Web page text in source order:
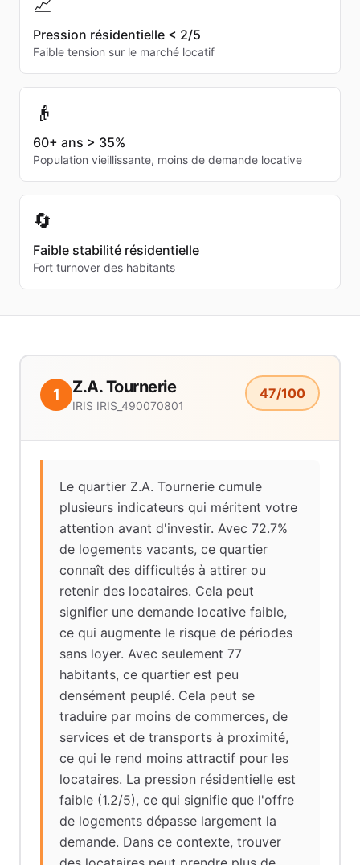
📈
Pression résidentielle < 2/5
Faible tension sur le marché locatif
👴
60+ ans > 35%
Population vieillissante, moins de demande locative
🔄
Faible stabilité résidentielle
Fort turnover des habitants
1 Z.A. Tournerie
IRIS IRIS_490070801
47/100
Le quartier Z.A. Tournerie cumule
plusieurs indicateurs qui méritent votre
attention avant d'investir. Avec 72.7%
de logements vacants, ce quartier
connaît des difficultés à attirer ou
retenir des locataires. Cela peut
signifier une demande locative faible,
ce qui augmente le risque de périodes
sans loyer. Avec seulement 77
habitants, ce quartier est peu
densément peuplé. Cela peut se
traduire par moins de commerces, de
services et de transports à proximité,
ce qui le rend moins attractif pour les
locataires. La pression résidentielle est
faible (1.2/5), ce qui signifie que l'offre
de logements dépasse largement la
demande. Dans ce contexte, trouver